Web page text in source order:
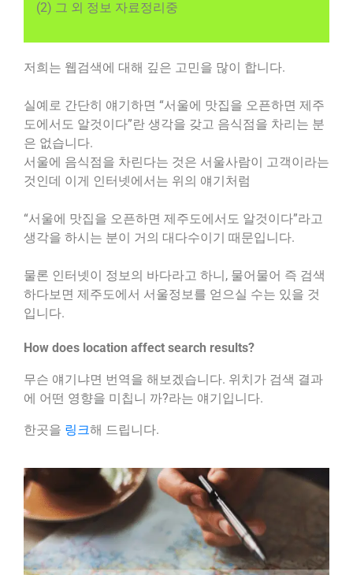
(2) 그 외 정보 자료정리중
저희는 웹검색에 대해 깊은 고민을 많이 합니다.
실예로 간단히 얘기하면 “서울에 맛집을 오픈하면 제주
도에서도 알것이다”란 생각을 갖고 음식점을 차리는 분
은 없습니다.
서울에 음식점을 차린다는 것은 서울사람이 고객이라는
것인데 이게 인터넷에서는 위의 얘기처럼
“서울에 맛집을 오픈하면 제주도에서도 알것이다”라고
생각을 하시는 분이 거의 대다수이기 때문입니다.
물론 인터넷이 정보의 바다라고 하니, 물어물어 즉 검색
하다보면 제주도에서 서울정보를 얻으실 수는 있을 것
입니다.
How does location affect search results?
무슨 얘기냐면 번역을 해보겠습니다. 위치가 검색 결과
에 어떤 영향을 미칩니 까?라는 얘기입니다.
한곳을 링크해 드립니다.